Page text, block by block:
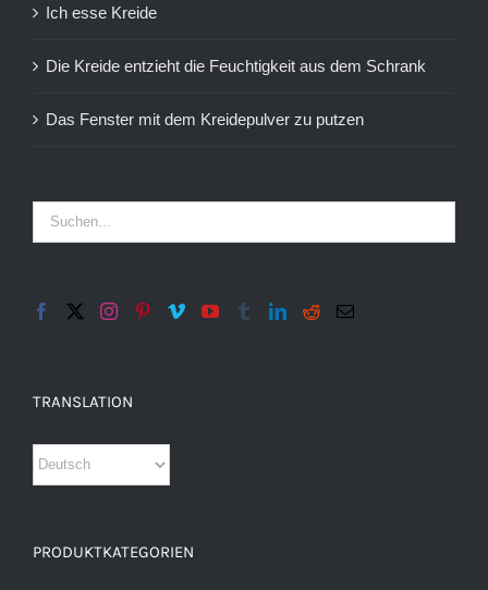
Ich esse Kreide
Die Kreide entzieht die Feuchtigkeit aus dem Schrank
Das Fenster mit dem Kreidepulver zu putzen
TRANSLATION
PRODUKTKATEGORIEN